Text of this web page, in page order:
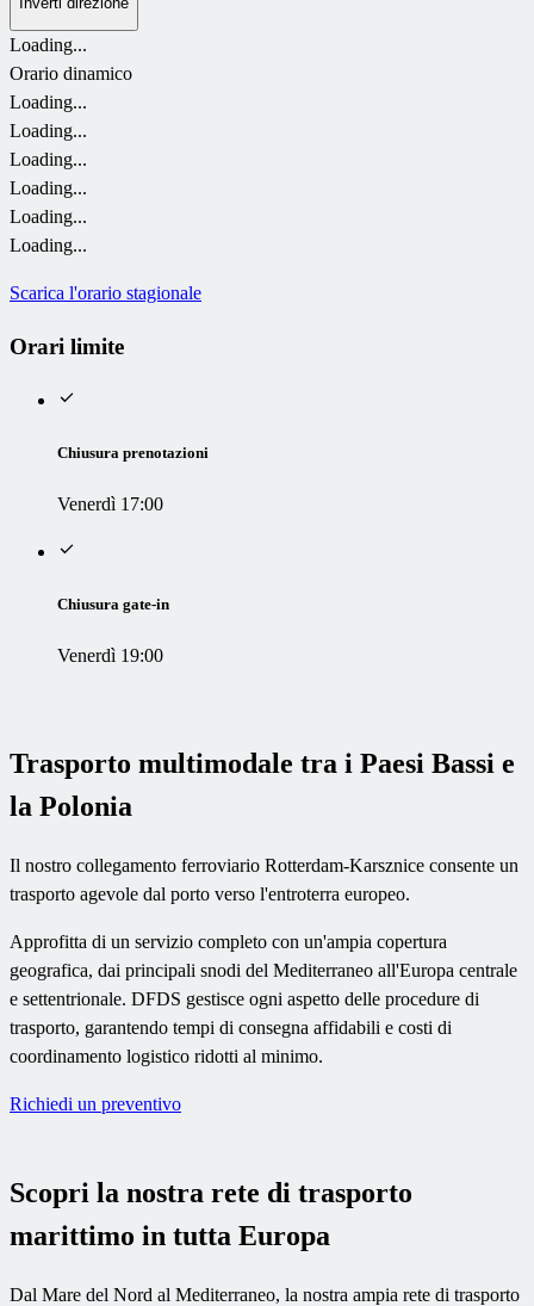
Loading...
Orario dinamico
Loading...
Loading...
Loading...
Loading...
Loading...
Loading...
Scarica l'orario stagionale
Orari limite
Chiusura prenotazioni
Venerdì 17:00
Chiusura gate-in
Venerdì 19:00
Trasporto multimodale tra i Paesi Bassi e
la Polonia
Il nostro collegamento ferroviario Rotterdam-Karsznice consente un
trasporto agevole dal porto verso l'entroterra europeo.
Approfitta di un servizio completo con un'ampia copertura
geografica, dai principali snodi del Mediterraneo all'Europa centrale
e settentrionale. DFDS gestisce ogni aspetto delle procedure di
trasporto, garantendo tempi di consegna affidabili e costi di
coordinamento logistico ridotti al minimo.
Richiedi un preventivo
Scopri la nostra rete di trasporto
marittimo in tutta Europa
Dal Mare del Nord al Mediterraneo, la nostra ampia rete di trasporto